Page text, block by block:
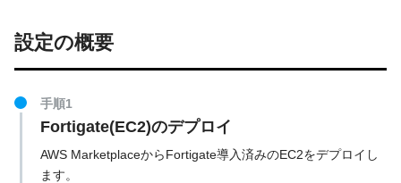
設定の概要
手順1
Fortigate(EC2)のデプロイ
AWS MarketplaceからFortigate導入済みのEC2をデプロイし
ます。